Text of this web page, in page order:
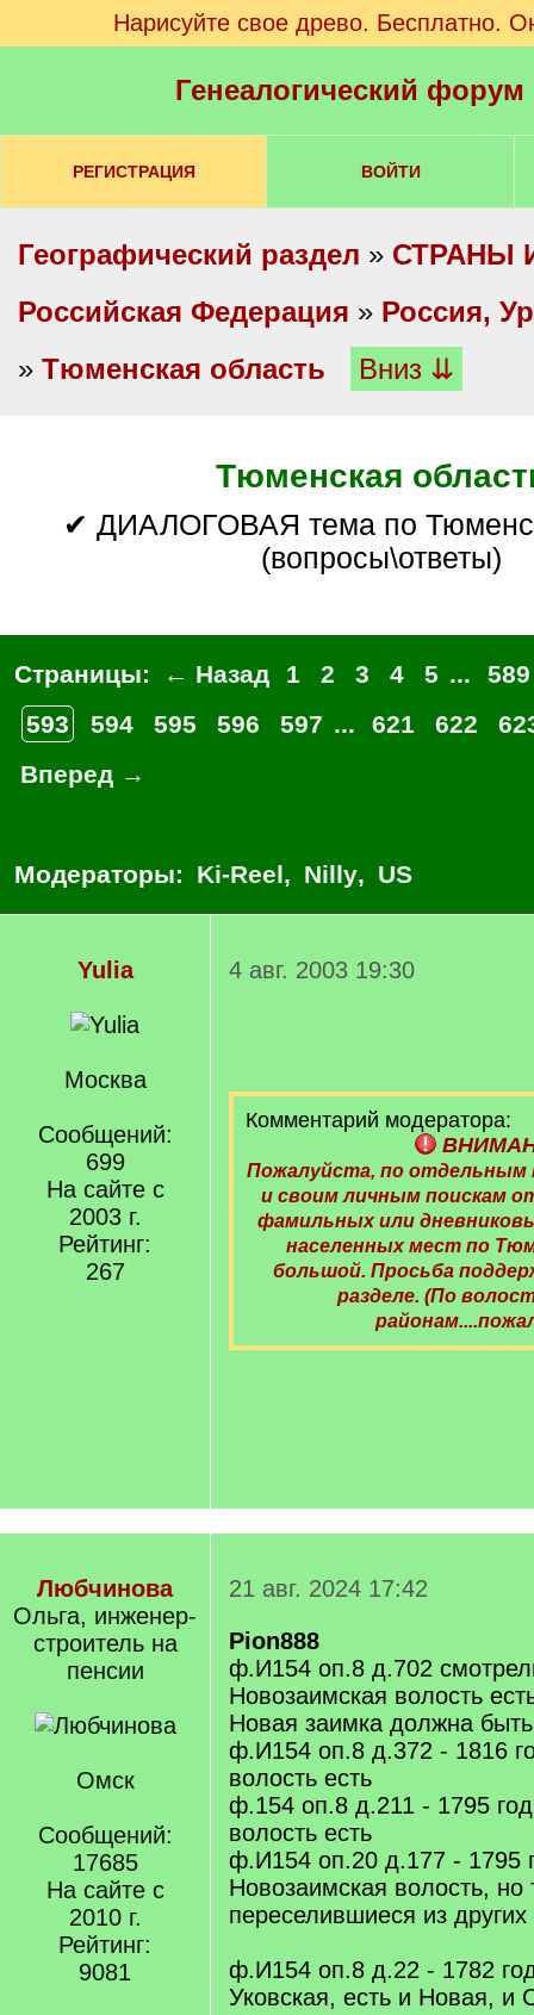
Нарисуйте свое древо. Бесплатно.
Генеалогический
РЕГИСТРАЦИЯ ВОЙТИ
Географический раздел » СТРАНЫ
Российская Федерация » Россия,
» Тюменская область Вниз ⇊
Тюменская
✔ ДИАЛОГОВАЯ тема по Тюменской области
(вопросы\ответы)
Страницы: ← Назад 1 2 3 4 5 ...
589
593
594 595 596 597 ... 621 622
Вперед →
Модераторы: Ki-Reel, Nilly, US
Yulia
Москва
Сообщений:
699
На сайте с
2003 г.
Рейтинг:
267
4 авг. 2003 19:30
Комментарий модератора:
Пожалуйста, по отдельным
и своим личным поискам
фамильных или
населенных мест по
большой. Просьба
разделе. (По
Любчинова
Ольга, инженер-
строитель на
пенсии
Омск
Сообщений:
17685
На сайте с
2010 г.
Рейтинг:
9081
21 авг. 2024 17:42
Pion888
ф.И154 оп.8 д.702
Новозаимская волость
Новая заимка должна
ф.И154 оп.8 д.372 - 1816
волость есть
ф.154 оп.8 д.211 - 1795
волость есть
ф.И154 оп.20 д.177 - 1795
Новозаимская волость, но
переселившиеся из других
ф.И154 оп.8 д.22 - 1782
Уковская, есть и Новая, и